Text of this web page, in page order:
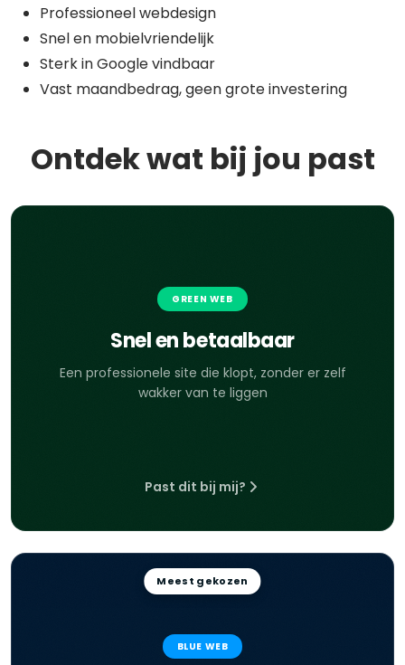
Professioneel webdesign
Snel en mobielvriendelijk
Sterk in Google vindbaar
Vast maandbedrag, geen grote investering
Ontdek wat bij jou past
GREEN WEB
Snel en betaalbaar
Een professionele site die klopt, zonder er zelf
wakker van te liggen
Past dit bij mij?
Meest gekozen
BLUE WEB